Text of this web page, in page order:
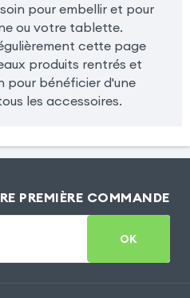
pour embellir et pour
ou votre tablette.
cette page
produits rentrés et
pour bénéficier d'une
les accessoires.
PREMIÈRE COMMANDE
OK